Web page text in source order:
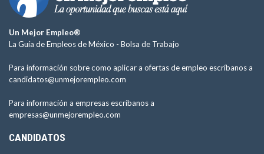
Un Mejor Empleo®
La Guía de Empleos de México - Bolsa de Trabajo
Para información sobre como aplicar a ofertas de empleo escríbanos a
candidatos@unmejorempleo.com
Para información a empresas escríbanos a
empresas@unmejorempleo.com
CANDIDATOS